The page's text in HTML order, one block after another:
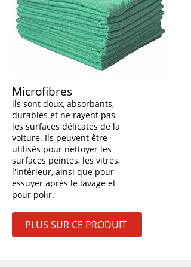
Microfibres
ils sont doux, absorbants,
durables et ne rayent pas
les surfaces délicates de la
voiture. Ils peuvent être
utilisés pour nettoyer les
surfaces peintes, les vitres,
l'intérieur, ainsi que pour
essuyer après le lavage et
pour polir.
PLUS SUR CE PRODUIT